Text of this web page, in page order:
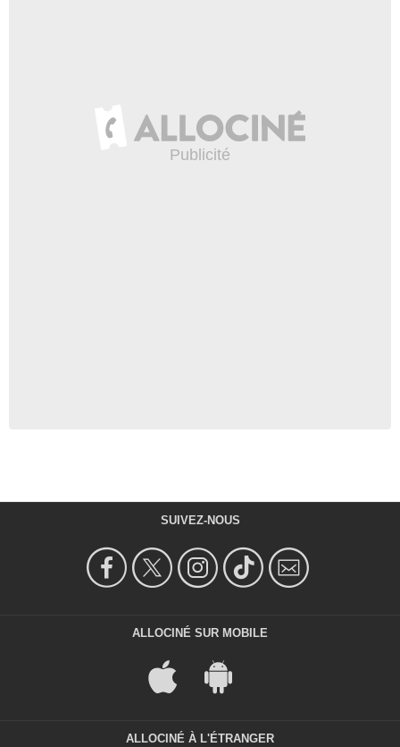
SUIVEZ-NOUS
ALLOCINÉ SUR MOBILE
ALLOCINÉ À L'ÉTRANGER